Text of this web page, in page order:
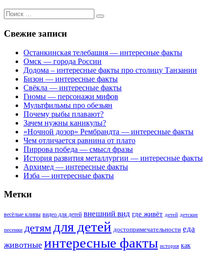
Поиск
для:
Свежие записи
Останкинская телебашня — интересные факты
Омск — города России
Додома – интересные факты про столицу Танзании
Бизон — интересные факты
Свёкла — интересные факты
Гномы — персонажи мифов
Мультфильмы про обезьян
Почему рыбы плавают?
Зачем нужны каникулы?
«Ночной дозор» Рембрандта — интересные факты
Чем отличается равнина от плато
Пиррова победа — смысл фразы
История развития металлургии — интересные факты
Архимед — интересные факты
Изба — интересные факты
Метки
весёлые клипы видео для детей внешний вид где живёт детей детские
песенки детям для детей достопримечательности еда
животные интересные факты история как